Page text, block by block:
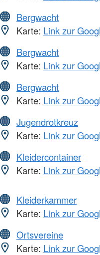
Bergwacht
Karte: Link zur
Bergwacht
Karte: Link zur
Bergwacht
Karte: Link zur
Jugendrotkreuz
Karte: Link zur
Kleidercontainer
Karte: Link zur
Kleiderkammer
Karte: Link zur
Ortsvereine
Karte: Link zur